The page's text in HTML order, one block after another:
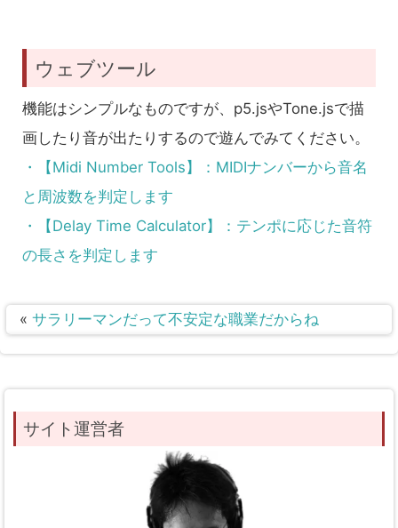
ウェブツール
機能はシンプルなものですが、p5.jsやTone.jsで描
画したり音が出たりするので遊んでみてください。
・【Midi Number Tools】：MIDIナンバーから音名
と周波数を判定します
・【Delay Time Calculator】：テンポに応じた音符
の長さを判定します
« サラリーマンだって不安定な職業だからね
サイト運営者